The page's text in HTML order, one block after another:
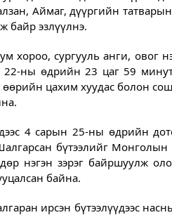
Аймаг, дүүргийн
байр эзлүүлнэ.
хороо, сургууль анги, овог
22-ны өдрийн 23 цаг 59
цахим хуудас болон
4 сарын 25-ны өдрийн
бүтээлийг Монголын
нэгэн зэрэг байршуулж
байна.
ирсэн бүтээлүүдээс